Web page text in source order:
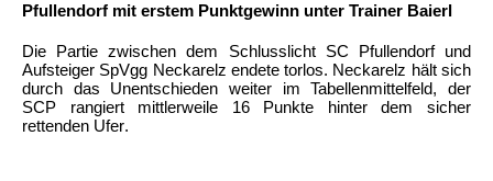
Pfullendorf mit erstem Punktgewinn unter Trainer Baierl
Die Partie zwischen dem Schlusslicht SC Pfullendorf und
Aufsteiger SpVgg Neckarelz endete torlos. Neckarelz hält sich
durch das Unentschieden weiter im Tabellenmittelfeld, der
SCP rangiert mittlerweile 16 Punkte hinter dem sicher
rettenden Ufer.